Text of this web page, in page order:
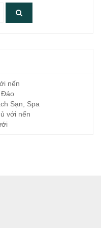
nến
Đáo
Sạn, Spa
với nến